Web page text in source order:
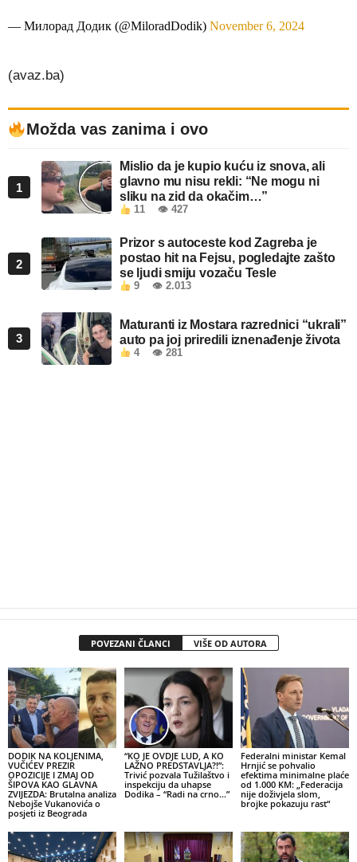
— Милорад Додик (@MiloradDodik) November 6, 2024
(avaz.ba)
Možda vas zanima i ovo
1
Mislio da je kupio kuću iz snova, ali
glavno mu nisu rekli: “Ne mogu ni
sliku na zid da okačim…”
11 👁 427
2
Prizor s autoceste kod Zagreba je
postao hit na Fejsu, pogledajte zašto
se ljudi smiju vozaču Tesle
9 👁 2.013
3
Maturanti iz Mostara razrednici “ukrali”
auto pa joj priredili iznenađenje života
4 👁 281
POVEZANI ČLANCI VIŠE OD AUTORA
DODIK NA KOLJENIMA,
VUČIĆEV PREZIR
OPOZICIJE I ZMAJ OD
ŠIPOVA KAO GLAVNA
ZVIJEZDA: Brutalna analiza
Nebojše Vukanovića o
posjeti iz Beograda
“KO JE OVDJE LUD, A KO
LAŽNO PREDSTAVLJA?!”:
Trivić pozvala Tužilaštvo i
inspekciju da uhapse
Dodika – “Radi na crno…”
Federalni ministar Kemal
Hrnjić se pohvalio
efektima minimalne plaće
od 1.000 KM: „Federacija
nije doživjela slom,
brojke pokazuju rast“